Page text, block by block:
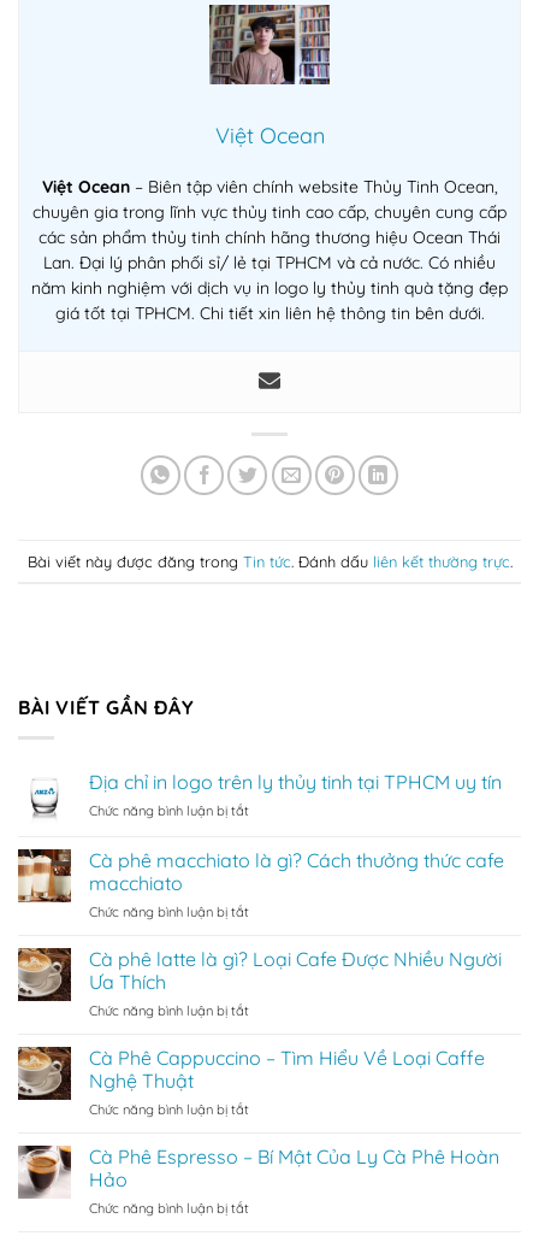
Việt Ocean
Việt Ocean– Biên tập viên chính website Thủy Tinh Ocean,
chuyên gia trong lĩnh vực thủy tinh cao cấp, chuyên cung cấp
các sản phẩm thủy tinh chính hãng thương hiệu Ocean Thái
Lan. Đại lý phân phối sỉ/ lẻ tại TPHCM và cả nước. Có nhiều
năm kinh nghiệm với dịch vụ in logo ly thủy tinh quà tặng đẹp
giá tốt tại TPHCM. Chi tiết xin liên hệ thông tin bên dưới.
Bài viết này được đăng trong Tin tức. Đánh dấu liên kết thường trực.
BÀI VIẾT GẦN ĐÂY
Địa chỉ in logo trên ly thủy tinh tại TPHCM uy tín
Chức năng bình luận bị tắtở
chỉ
in
trên
thủy
TPHCM
tín
Cà phê macchiato là gì? Cách thưởng thức cafe
macchiato
Chức năng bình luận bị tắtở
phê
macchiato
gì?
thưởng
Cà phê latte là gì? Loại Cafe Được Nhiều Người
Ưa Thích
Chức năng bình luận bị tắtở
phê
latte
gì?
Cafe
Cà Phê Cappuccino – Tìm Hiểu Về Loại Caffe
Nghệ Thuật
Chức năng bình luận bị tắtở
Phê
Cappuccino
Tìm
Cà Phê Espresso – Bí Mật Của Ly Cà Phê Hoàn
Hảo
Chức năng bình luận bị tắtở